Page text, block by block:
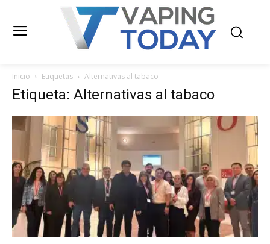
Inicio Etiquetas Alternativas al tabaco
Etiqueta: Alternativas al tabaco